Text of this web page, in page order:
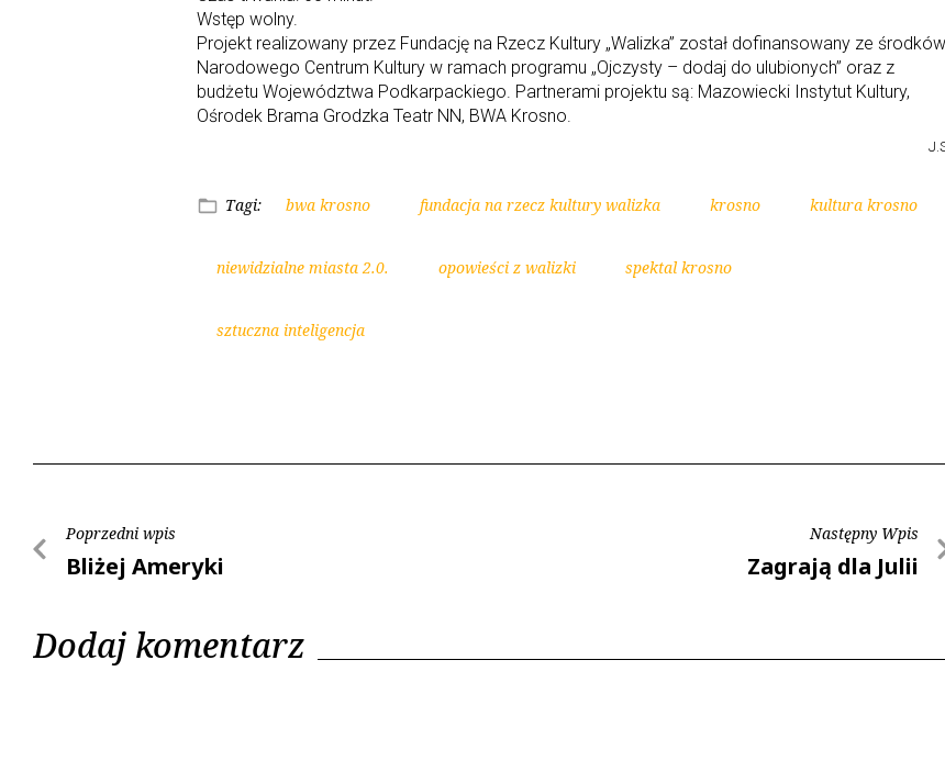
Wstęp wolny.
Projekt realizowany przez Fundację na Rzecz Kultury „Walizka” został dofinansowany ze środków
Narodowego Centrum Kultury w ramach programu „Ojczysty – dodaj do ulubionych” oraz z
budżetu Województwa Podkarpackiego. Partnerami projektu są: Mazowiecki Instytut Kultury,
Ośrodek Brama Grodzka Teatr NN, BWA Krosno.
Tagi: bwa krosno fundacja na rzecz kultury walizka krosno kultura krosno
niewidzialne miasta 2.0. opowieści z walizki spektal krosno
sztuczna inteligencja
Poprzedni wpis
Bliżej Ameryki
Następny Wpis
Zagrają dla Julii
Dodaj komentarz